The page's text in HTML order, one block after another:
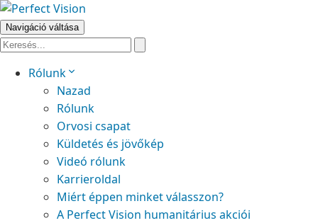
Navigáció váltása
Rólunk
Nazad
Rólunk
Orvosi csapat
Küldetés és jövőkép
Videó rólunk
Karrieroldal
Miért éppen minket válasszon?
A Perfect Vision humanitárius akciói